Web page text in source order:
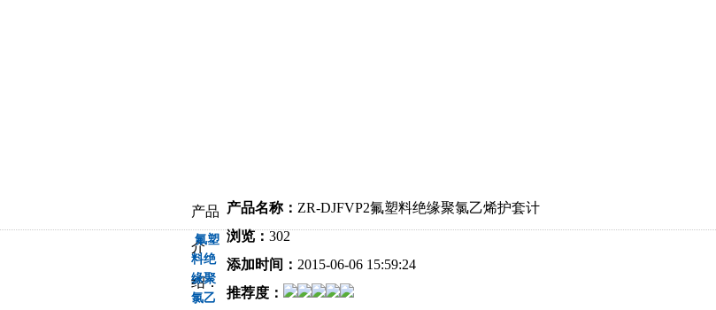
产品名称： ZR-DJFVP2氟塑料绝缘聚氯乙烯护套计
浏览： 302
添加时间： 2015-06-06 15:59:24
推荐度：
产品
介
绍：
氟塑
料绝
缘聚
氯乙